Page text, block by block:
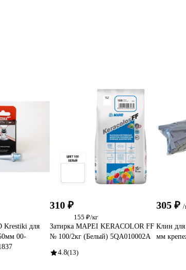
Krestiki для
00-
310 ₽
155 ₽/кг
Затирка MAPEI KERACOLOR FF
№ 100/2кг (Белый) 5QA010002A
4.8(13)
305 ₽
Клин
мм